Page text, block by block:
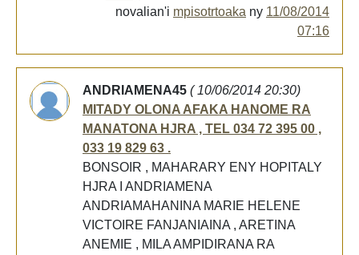
novalian'i mpisotrtoaka ny 11/08/2014
07:16
ANDRIAMENA45 ( 10/06/2014 20:30)
MITADY OLONA AFAKA HANOME RA
MANATONA HJRA , TEL 034 72 395 00 ,
033 19 829 63 .
BONSOIR , MAHARARY ENY HOPITALY
HJRA I ANDRIAMENA
ANDRIAMAHANINA MARIE HELENE
VICTOIRE FANJANIAINA , ARETINA
ANEMIE , MILA AMPIDIRANA RA